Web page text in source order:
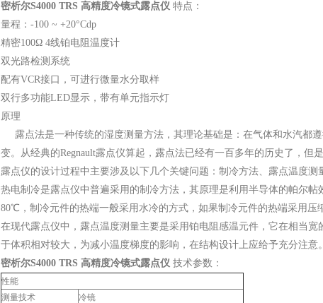
密析尔S4000 TRS 高精度冷镜式露点仪 特点：
量程：-100 ~ +20°Cdp
精密100Ω 4线铂电阻温度计
双光路检测系统
配有VCR接口，可进行微量水分取样
双行多功能LED显示，带有单元指示灯
原理
露点法是一种传统的湿度测量方法，其理论基础是：在气体和水汽都
变。从经典的Regnault露点仪算起，露点法已经有一百多年的历史了，但
露点仪的设计过程中主要涉及以下几个关键问题：制冷方法、露点温度测
热电制冷是露点仪中普遍采用的制冷方法，其原理是利用半导体的帕尔
80℃，制冷元件的热端一般采用水冷的方式，如果制冷元件的热端采用压
在现代露点仪中，露点温度测量主要是采用铂电阻感温元件，它在相当
于体积相对较大，为减小温度梯度的影响，在结构设计上应给予充分注意。
密析尔S4000 TRS 高精度冷镜式露点仪 技术参数：
性能
测量技术
冷镜